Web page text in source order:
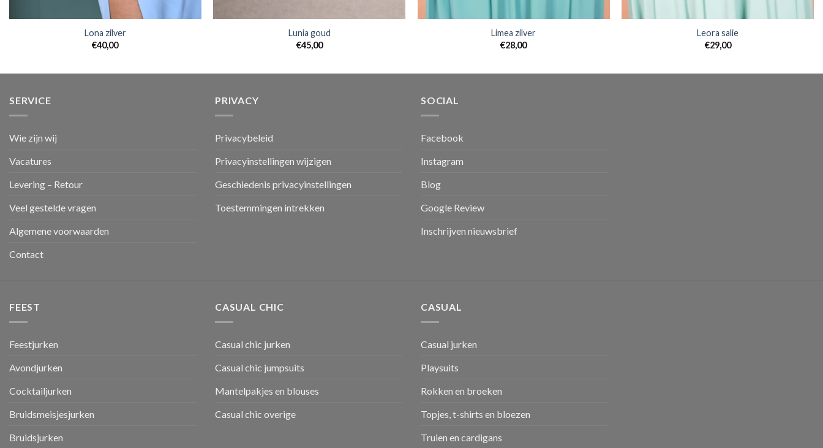
Lona zilver
€40,00
Lunia goud
€45,00
Limea zilver
€28,00
Leora salie
€29,00
SERVICE
Wie zijn wij
Vacatures
Levering – Retour
Veel gestelde vragen
Algemene voorwaarden
Contact
PRIVACY
Privacybeleid
Privacyinstellingen wijzigen
Geschiedenis privacyinstellingen
Toestemmingen intrekken
SOCIAL
Facebook
Instagram
Blog
Google Review
Inschrijven nieuwsbrief
FEEST
Feestjurken
Avondjurken
Cocktailjurken
Bruidsmeisjesjurken
Bruidsjurken
CASUAL CHIC
Casual chic jurken
Casual chic jumpsuits
Mantelpakjes en blouses
Casual chic overige
CASUAL
Casual jurken
Playsuits
Rokken en broeken
Topjes, t-shirts en bloezen
Truien en cardigans